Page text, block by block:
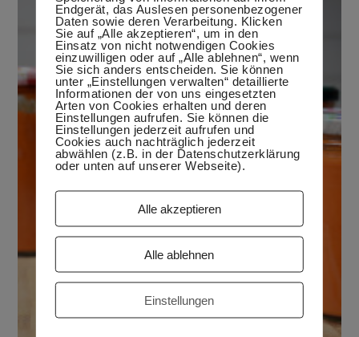
Endgerät, das Auslesen personenbezogener
Daten sowie deren Verarbeitung. Klicken
Sie auf „Alle akzeptieren“, um in den
Einsatz von nicht notwendigen Cookies
einzuwilligen oder auf „Alle ablehnen“, wenn
Sie sich anders entscheiden. Sie können
unter „Einstellungen verwalten“ detaillierte
Informationen der von uns eingesetzten
Arten von Cookies erhalten und deren
Einstellungen aufrufen. Sie können die
Einstellungen jederzeit aufrufen und
Cookies auch nachträglich jederzeit
abwählen (z.B. in der Datenschutzerklärung
oder unten auf unserer Webseite).
Alle akzeptieren
Alle ablehnen
Einstellungen